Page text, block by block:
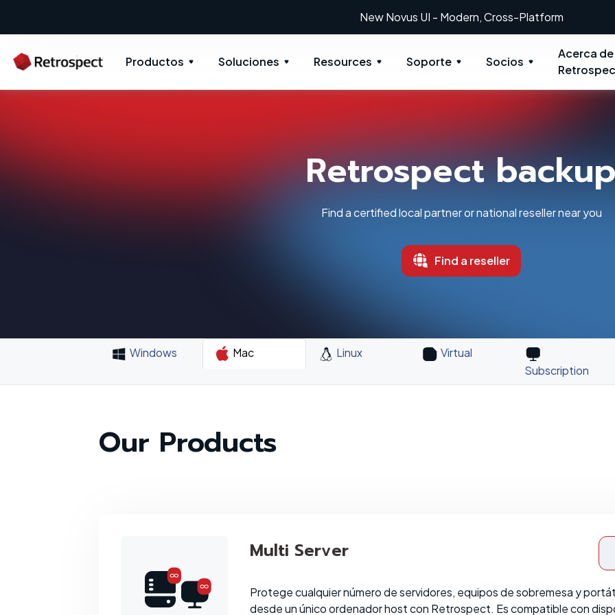
New: Retrospect 20.0.1
Productos Soluciones Resources Soporte Socios
Acerca de
Retrospect
Find a certified local partner or national reseller near you
Find a reseller
Windows Mac Linux
Virtual
Subscription
Our Products
Multi Server
Protege cualquier número de servidores, equipos de sobremesa y
desde un único ordenador host con Retrospect. Es compatible con